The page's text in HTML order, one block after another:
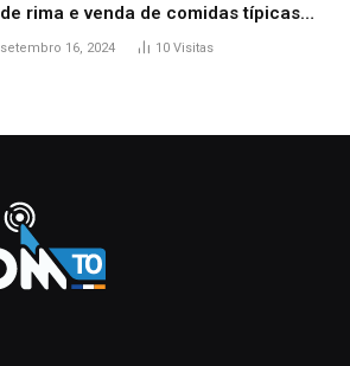
de rima e venda de comidas típicas
no Mercado Central
setembro 16, 2024 10 Visitas